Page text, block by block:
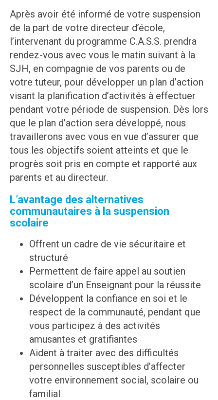
Après avoir été informé de votre suspension
de la part de votre directeur d’école,
l’intervenant du programme C.A.S.S. prendra
rendez-vous avec vous le matin suivant à la
SJH, en compagnie de vos parents ou de
votre tuteur, pour développer un plan d’action
visant la planification d’activités à effectuer
pendant votre période de suspension. Dès lors
que le plan d’action sera développé, nous
travaillerons avec vous en vue d’assurer que
tous les objectifs soient atteints et que le
progrès soit pris en compte et rapporté aux
parents et au directeur.
L’avantage des alternatives
communautaires à la suspension
scolaire
Offrent un cadre de vie sécuritaire et
structuré
Permettent de faire appel au soutien
scolaire d’un Enseignant pour la réussite
Développent la confiance en soi et le
respect de la communauté, pendant que
vous participez à des activités
amusantes et gratifiantes
Aident à traiter avec des difficultés
personnelles susceptibles d’affecter
votre environnement social, scolaire ou
familial